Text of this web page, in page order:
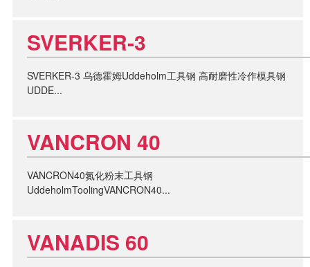
SVERKER-3
SVERKER-3 乌德霍姆Uddeholm工具钢 高耐磨性冷作模具钢
UDDE...
VANCRON 40
VANCRON40氮化粉末工具钢
UddeholmToolingVANCRON40...
VANADIS 60